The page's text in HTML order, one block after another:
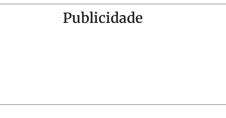
Publicidade